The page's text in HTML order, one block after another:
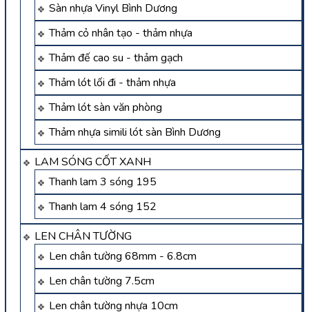
Sàn nhựa Vinyl Bình Dương
Thảm cỏ nhân tạo - thảm nhựa
Thảm đế cao su - thảm gạch
Thảm lót lối đi - thảm nhựa
Thảm lót sàn văn phòng
Thảm nhựa simili lót sàn Bình Dương
LAM SÓNG CỐT XANH
Thanh lam 3 sóng 195
Thanh lam 4 sóng 152
LEN CHÂN TƯỜNG
Len chân tường 68mm - 6.8cm
Len chân tường 7.5cm
Len chân tường nhựa 10cm